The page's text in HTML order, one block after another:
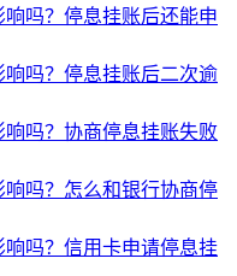
吗？停息挂账后还能申
吗？停息挂账后二次逾
吗？协商停息挂账失败
吗？怎么和银行协商停
吗？信用卡申请停息挂